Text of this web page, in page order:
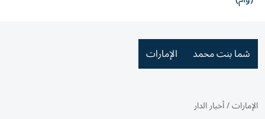
شما بنت محمد الإمارات
الإمارات/أخبار الدار